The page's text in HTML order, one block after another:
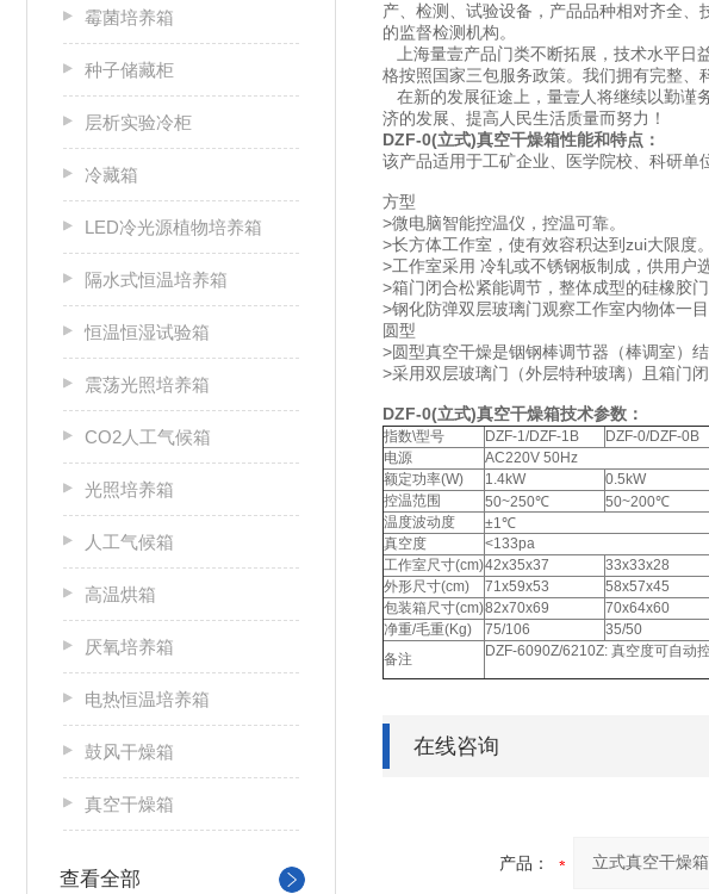
霉菌培养箱
种子储藏柜
层析实验冷柜
冷藏箱
LED冷光源植物培养箱
隔水式恒温培养箱
恒温恒湿试验箱
震荡光照培养箱
CO2人工气候箱
光照培养箱
人工气候箱
高温烘箱
厌氧培养箱
电热恒温培养箱
鼓风干燥箱
真空干燥箱
查看全部
产、检测、试验设备，产品品种相对齐全
的监督检测机构。
上海量壹产品门类不断拓展，技术水平日
格按照国家三包服务政策。我们拥有完整、
在新的发展征途上，量壹人将继续以勤谨
济的发展、提高人民生活质量而努力！
DZF-0(立式)真空干燥箱性能和特点：
该产品适用于工矿企业、医学院校、科研
方型
>微电脑智能控温仪，控温可靠。
>长方体工作室，使有效容积达到zui大限度。
>工作室采用 冷轧或不锈钢板制成，供用户选
>箱门闭合松紧能调节，整体成型的硅橡胶
>钢化防弹双层玻璃门观察工作室内物体一目
圆型
>圆型真空干燥是铟钢棒调节器（棒调室）
>采用双层玻璃门（外层特种玻璃）且箱门闭
DZF-0(立式)真空干燥箱技术参数：
指数\型号 DZF-1/DZF-1B DZF-0/DZF-0B
电源
AC220V 50Hz
额定功率(W)
1.4kW 0.5kW
控温范围
50~250℃ 50~200℃
温度波动度
±1℃
真空度
<133pa
工作室尺寸(cm)42x35x37 33x33x28
外形尺寸(cm)
71x59x53 58x57x45
包装箱尺寸(cm)82x70x69 70x64x60
净重/毛重(Kg)
75/106
35/50
备注
DZF-6090Z/6210Z: 真空度可自动
在线咨询
产品：